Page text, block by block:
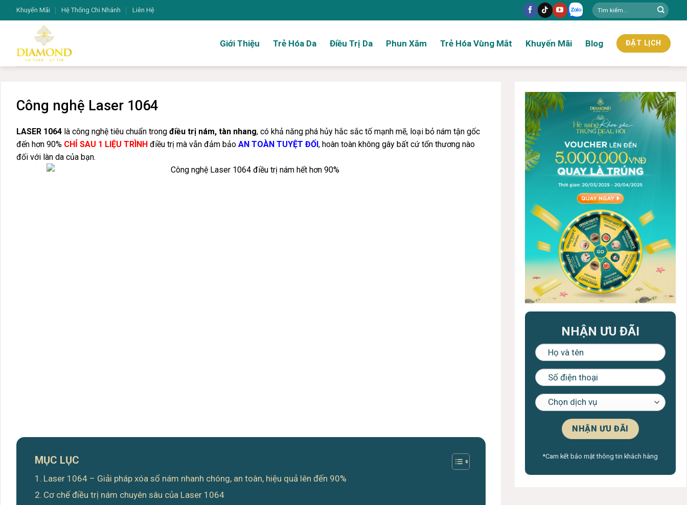
qua
Khuyến Mãi Hệ Thống Chi Nhánh Liên Hệ
Giới Thiệu Trẻ Hóa Da Điều Trị Da Phun Xăm Trẻ Hóa Vùng Mắt Khuyến Mãi Blog ĐẶT LỊCH
Công nghệ Laser 1064
LASER 1064 là công nghệ tiêu chuẩn trong điều trị nám, tàn nhang, có khả năng phá hủy hắc sắc tố mạnh mẽ, loại bỏ nám tận gốc
đến hơn 90% CHỈ SAU 1 LIỆU TRÌNH điều trị mà vẫn đảm bảo AN TOÀN TUYỆT ĐỐI, hoàn toàn không gây bất cứ tổn thương nào
đối với làn da của bạn.
MỤC LỤC
Laser 1064 – Giải pháp xóa sổ nám nhanh chóng, an toàn, hiệu quả lên đến 90%
Cơ chế điều trị nám chuyên sâu của Laser 1064
NHẬN ƯU ĐÃI
*Cam kết bảo mật thông tin khách hàng